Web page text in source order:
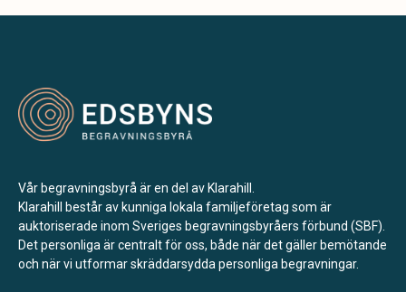
Vår begravningsbyrå är en del av Klarahill.
Klarahill består av kunniga lokala familjeföretag som är
auktoriserade inom Sveriges begravningsbyråers förbund (SBF).
Det personliga är centralt för oss, både när det gäller bemötande
och när vi utformar skräddarsydda personliga begravningar.